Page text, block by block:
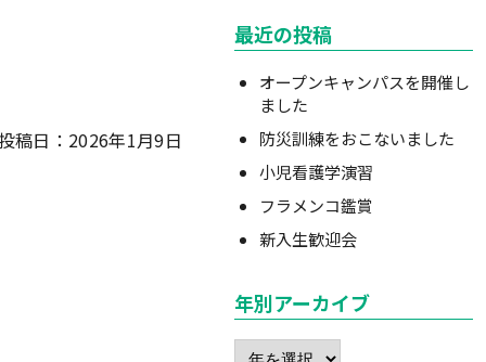
稿日：2026年1月9日
最近の投稿
オープンキャンパスを開催し
ました
防災訓練をおこないました
小児看護学演習
フラメンコ鑑賞
新入生歓迎会
年別アーカイブ